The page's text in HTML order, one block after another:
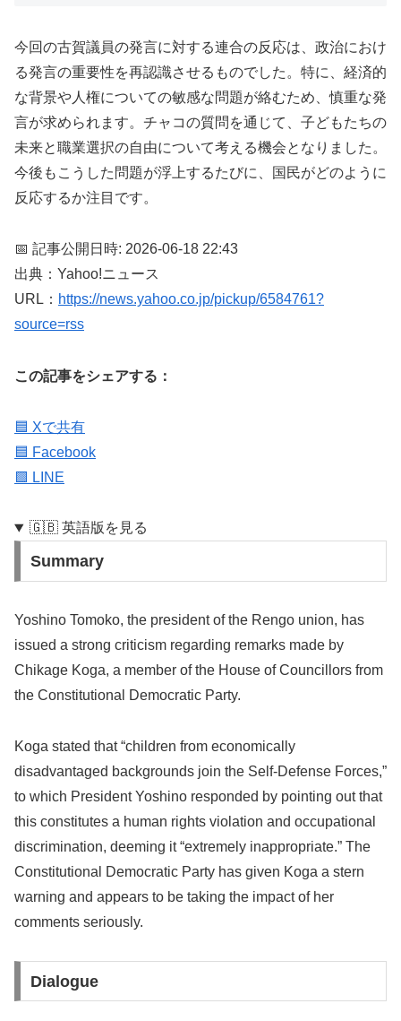
今回の古賀議員の発言に対する連合の反応は、政治におけ
る発言の重要性を再認識させるものでした。特に、経済的
な背景や人権についての敏感な問題が絡むため、慎重な発
言が求められます。チャコの質問を通じて、子どもたちの
未来と職業選択の自由について考える機会となりました。
今後もこうした問題が浮上するたびに、国民がどのように
反応するか注目です。
📅 記事公開日時: 2026-06-18 22:43
出典：Yahoo!ニュース
URL： https://news.yahoo.co.jp/pickup/6584761?
source=rss
この記事をシェアする：
🟦 Xで共有
🟦 Facebook
🟩 LINE
🇬🇧 英語版を見る
Summary
Yoshino Tomoko, the president of the Rengo union, has
issued a strong criticism regarding remarks made by
Chikage Koga, a member of the House of Councillors from
the Constitutional Democratic Party.
Koga stated that “children from economically
disadvantaged backgrounds join the Self-Defense Forces,”
to which President Yoshino responded by pointing out that
this constitutes a human rights violation and occupational
discrimination, deeming it “extremely inappropriate.” The
Constitutional Democratic Party has given Koga a stern
warning and appears to be taking the impact of her
comments seriously.
Dialogue